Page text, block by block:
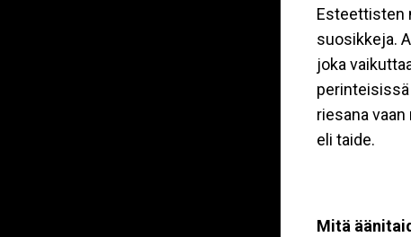
Esteettisten
suosikkeja.
joka
riesana
eli taide.
Mitä